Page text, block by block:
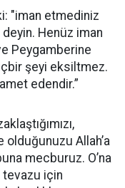
"iman etmediniz
Henüz iman
Peygamberine
şeyi eksiltmez.
edendir.”
olduğunuzu Allah’a
mecburuz. O’na
tevazu için